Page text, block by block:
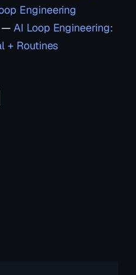
Engineering
—AI Loop Engineering:
+ Routines